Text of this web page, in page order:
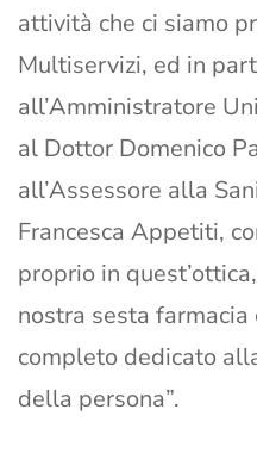
attività che ci siamo
Multiservizi, ed in
all’Amministratore
al Dottor Domenico
all’Assessore alla
Francesca Appetiti,
proprio in
nostra sesta
completo dedicato
della persona”.